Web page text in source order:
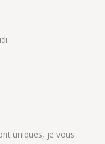
uniques, je vous